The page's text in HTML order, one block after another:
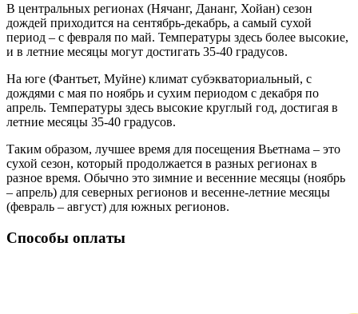
В центральных регионах (Нячанг, Дананг, Хойан) сезон
дождей приходится на сентябрь-декабрь, а самый сухой
период – с февраля по май. Температуры здесь более высокие,
и в летние месяцы могут достигать 35-40 градусов.
На юге (Фантьет, Муйне) климат субэкваториальный, с
дождями с мая по ноябрь и сухим периодом с декабря по
апрель. Температуры здесь высокие круглый год, достигая в
летние месяцы 35-40 градусов.
Таким образом, лучшее время для посещения Вьетнама – это
сухой сезон, который продолжается в разных регионах в
разное время. Обычно это зимние и весенние месяцы (ноябрь
– апрель) для северных регионов и весенне-летние месяцы
(февраль – август) для южных регионов.
Способы оплаты